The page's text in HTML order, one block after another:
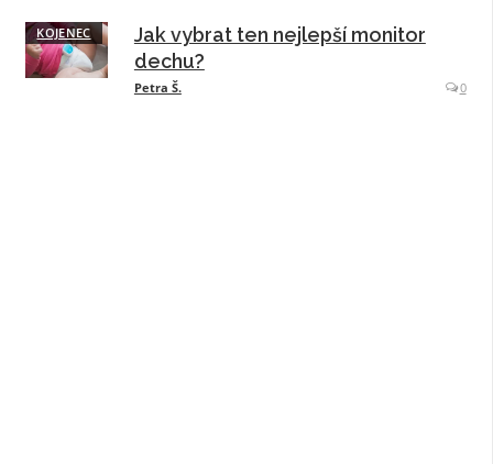
KOJENEC
Jak vybrat ten nejlepší monitor
dechu?
Petra Š. 0